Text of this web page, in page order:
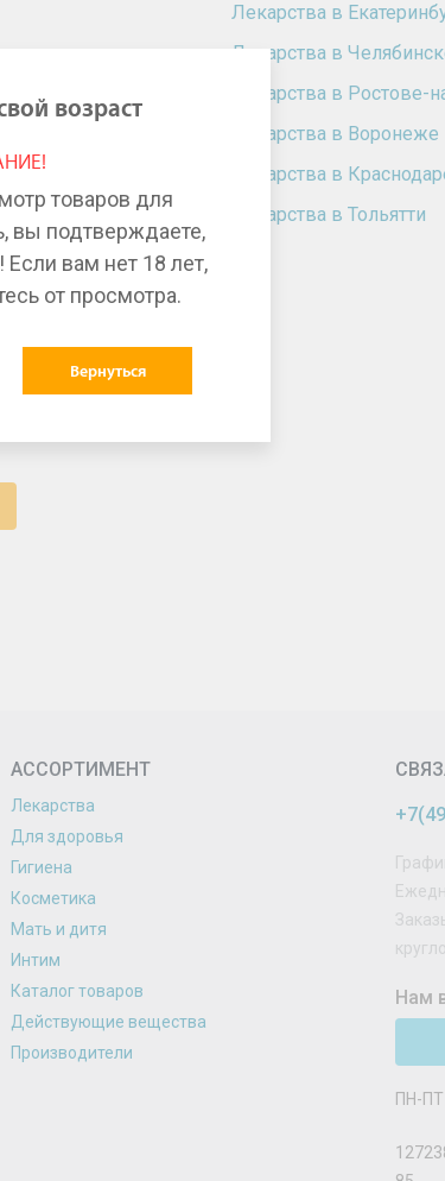
Лекарства в
Лекарства в
Лекарства в Ростове-
Лекарства в Воронеже
Лекарства в
Лекарства в Тольятти
Нам
ПН-ПТ
АССОРТИМЕНТ
Лекарства
Для здоровья
Гигиена
Косметика
Мать и дитя
Интим
Каталог товаров
Действующие вещества
Производители
возраст
товаров для
вы подтверждаете,
вам нет 18 лет,
от просмотра.
Вернуться